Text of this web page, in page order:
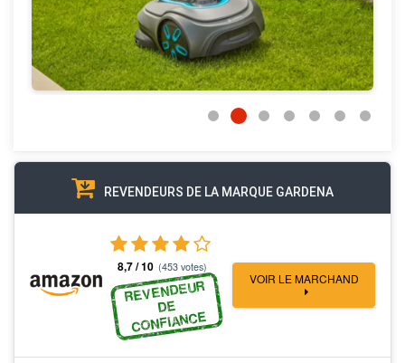
REVENDEURS DE LA MARQUE GARDENA
8,7 / 10 (453 votes)
REVENDEUR
DE
CONFIANCE
VOIR LE MARCHAND